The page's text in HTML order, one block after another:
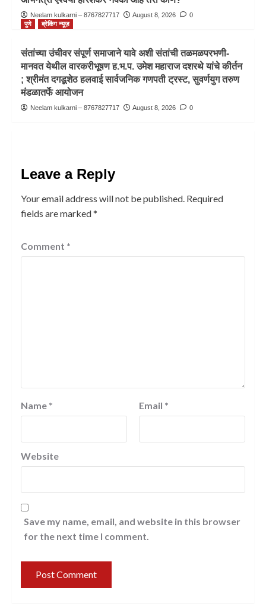
Neelam kulkarni – 8767827717 August 8, 2026
0
पुणे
ब्रेकिंग न्यूज़
संतांच्या उंचीवर संपूर्ण समाजाने यावे अशी संतांची तळमळपरभणी-
मानवत येथील वारकरीभूषण ह.भ.प. उमेश महाराज दशरथे यांचे कीर्तन
; श्रीमंत दगडूशेठ हलवाई सार्वजनिक गणपती ट्रस्ट, सुवर्णयुग तरुण
मंडळातर्फे आयोजन
Neelam kulkarni – 8767827717 August 8, 2026 0
Leave a Reply
Your email address will not be published. Required
fields are marked*
Comment *
Name * Email *
Website
Save my name, email, and website in this browser
for the next time I comment.